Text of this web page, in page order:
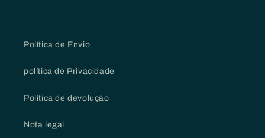
Política de Envio
política de Privacidade
Política de devolução
Nota legal